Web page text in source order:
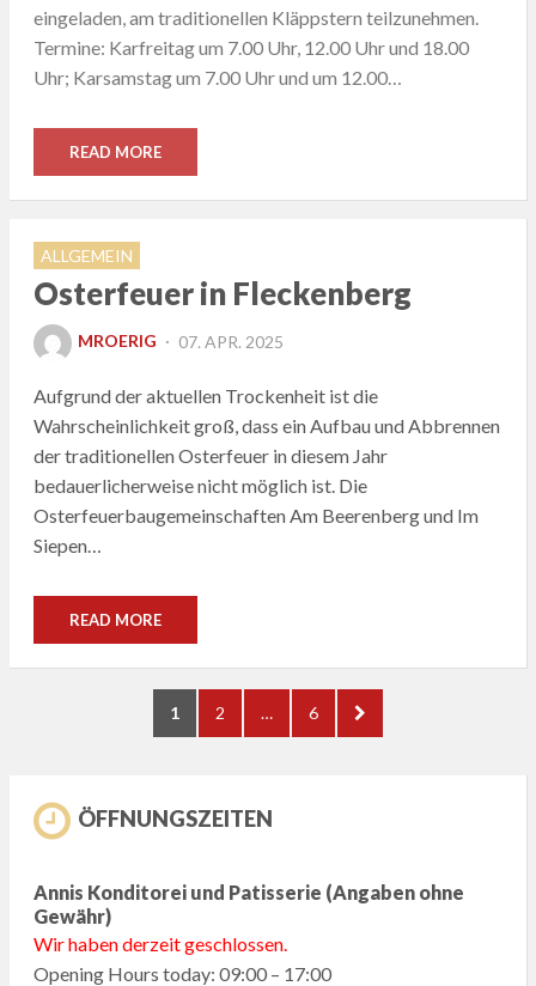
eingeladen, am traditionellen Kläppstern teilzunehmen.
Termine: Karfreitag um 7.00 Uhr, 12.00 Uhr und 18.00
Uhr; Karsamstag um 7.00 Uhr und um 12.00…
READ MORE
ALLGEMEIN
Osterfeuer in Fleckenberg
MROERIG
POSTED
07. APR. 2025
Aufgrund der aktuellen Trockenheit ist die
Wahrscheinlichkeit groß, dass ein Aufbau und Abbrennen
der traditionellen Osterfeuer in diesem Jahr
bedauerlicherweise nicht möglich ist. Die
Osterfeuerbaugemeinschaften Am Beerenberg und Im
Siepen…
READ MORE
Seitennummerierung
PAGE
1 PAGE
2 … PAGE
6
NEXT
PAGE
ÖFFNUNGSZEITEN
Annis Konditorei und Patisserie (Angaben ohne
Gewähr)
Wir haben derzeit geschlossen.
Opening Hours today: 09:00 – 17:00